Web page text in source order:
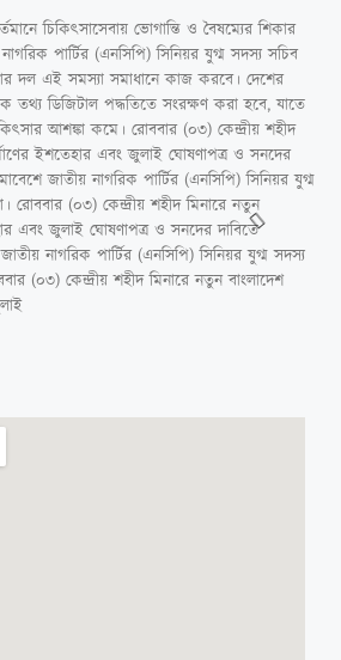
চিকিৎসাসেবায় ভোগান্তি ও বৈষম্যের শিকার
পার্টির (এনসিপি) সিনিয়র যুগ্ম সদস্য সচিব
দল এই সমস্যা সমাধানে কাজ করবে। দেশের
তথ্য ডিজিটাল পদ্ধতিতে সংরক্ষণ করা হবে, যাতে
আশঙ্কা কমে। রোববার (০৩) কেন্দ্রীয় শহীদ
ইশতেহার এবং জুলাই ঘোষণাপত্র ও সনদের
জাতীয় নাগরিক পার্টির (এনসিপি) সিনিয়র যুগ্ম
রোববার (০৩) কেন্দ্রীয় শহীদ মিনারে নতুন
এবং জুলাই ঘোষণাপত্র ও সনদের দাবিতে
নাগরিক পার্টির (এনসিপি) সিনিয়র যুগ্ম সদস্য
(০৩) কেন্দ্রীয় শহীদ মিনারে নতুন বাংলাদেশ